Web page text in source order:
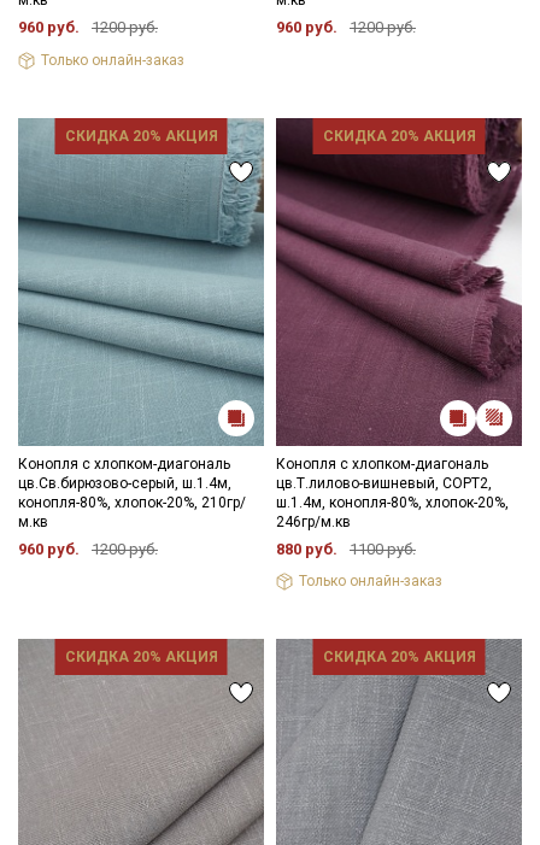
960 руб. 1200 руб.
Только онлайн-заказ
960 руб. 1200 руб.
СКИДКА 20% АКЦИЯ
Конопля с хлопком-диагональ
цв.Св.бирюзово-серый, ш.1.4м,
конопля-80%, хлопок-20%, 210гр/
м.кв
960 руб. 1200 руб.
СКИДКА 20% АКЦИЯ
Конопля с хлопком-диагональ
цв.Т.лилово-вишневый, СОРТ2,
ш.1.4м, конопля-80%, хлопок-20%,
246гр/м.кв
880 руб. 1100 руб.
Только онлайн-заказ
СКИДКА 20% АКЦИЯ СКИДКА 20% АКЦИЯ